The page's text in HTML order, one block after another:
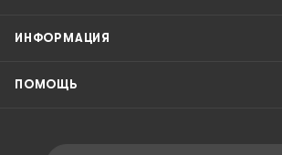
ИНФОРМАЦИЯ
ПОМОЩЬ